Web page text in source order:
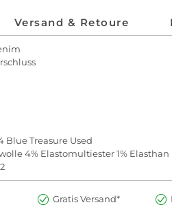
Versand & Retoure
Blue Treasure Used
4% Elastomultiester 1% Elasthan
Gratis Versand*